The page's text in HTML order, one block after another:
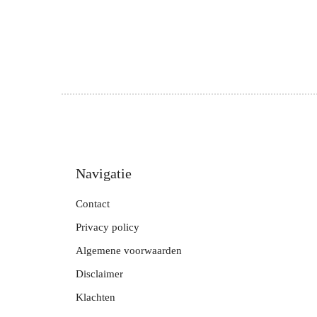
Navigatie
Contact
Privacy policy
Algemene voorwaarden
Disclaimer
Klachten